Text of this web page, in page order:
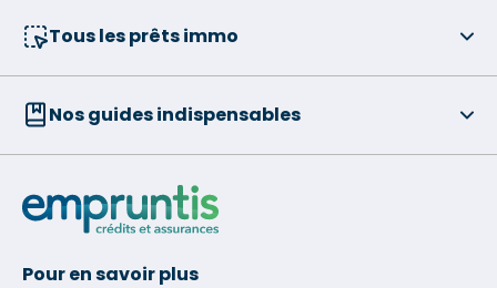
Tous les prêts immo
Nos guides indispensables
Pour en savoir plus